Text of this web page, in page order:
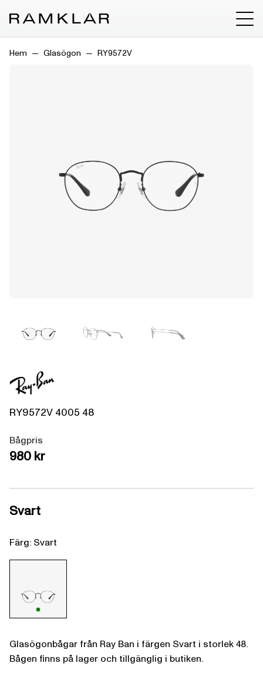
Hem Glasögon RY9572V
RY9572V 4005 48
Bågpris
980 kr
Svart
Färg: Svart
Glasögonbågar från Ray Ban i färgen Svart i storlek 48.
Bågen finns på lager och tillgänglig i butiken.